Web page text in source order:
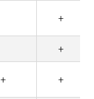
+
+
+ +